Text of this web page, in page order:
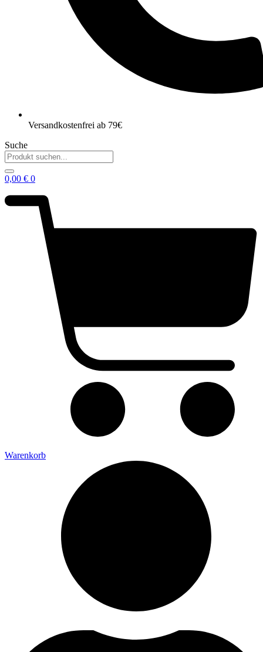
Versandkostenfrei ab 79€
Suche
0,00 € 0
Warenkorb